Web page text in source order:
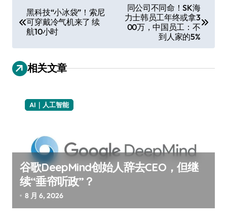
章
黑科技“小冰袋”！索尼
可穿戴冷气机来了 续
航10小时
同公司不同命！SK海
力士韩员工年终或拿3
00万，中国员工：不
到人家的5%
相关文章
AI｜人工智能
谷歌DeepMind创始人辞去CEO，但继
续“垂帘听政”？
8 月 6, 2026